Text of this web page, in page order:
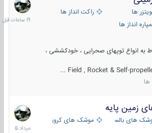
ها
راکت انداز ها
انداز ها
به انواع توپهای صحرایی ، خودکششی ،
Field , Rocket & Self-
ساعات
قبل
پایه
های بالستیک موشک های کروز
2
مرداد
1405